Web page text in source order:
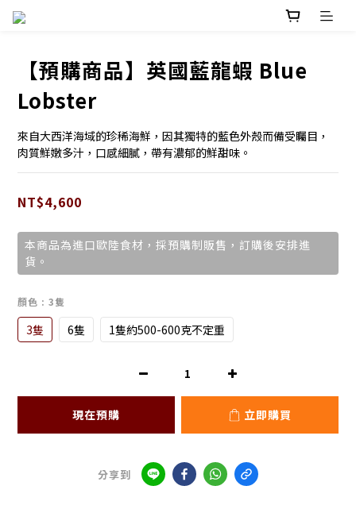
【預購商品】英國藍龍蝦 Blue
Lobster
來自大西洋海域的珍稀海鮮，因其獨特的藍色外殼而備受矚目，
肉質鮮嫩多汁，口感細膩，帶有濃郁的鮮甜味。
NT$4,600
本商品為進口歐陸食材，採預購制販售，訂購後安排進
貨。
顏色 : 3隻
3隻 6隻 1隻約500-600克不定重
現在預購 立即購買
分享到